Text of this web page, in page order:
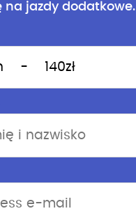
na jazdy dodatkowe.